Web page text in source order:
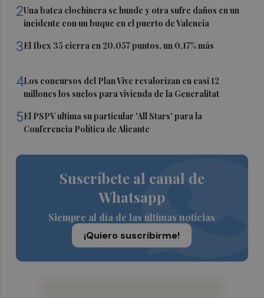
2Una batea clochinera se hunde y otra sufre daños en un
incidente con un buque en el puerto de Valencia
3El Ibex 35 cierra en 20.057 puntos, un 0,17% más
4Los concursos del Plan Vive revalorizan en casi 12
millones los suelos para vivienda de la Generalitat
5El PSPV ultima su particular 'All Stars' para la
Conferencia Política de Alicante
Suscríbete al canal de
Whatsapp
Siempre al día de las últimas noticias
¡Quiero suscribirme!